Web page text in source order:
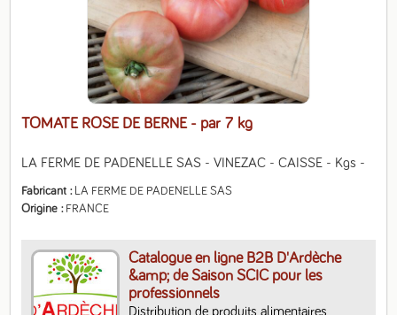
TOMATE ROSE DE BERNE - par 7 kg
LA FERME DE PADENELLE SAS - VINEZAC - CAISSE - Kgs -
Fabricant
LA FERME DE PADENELLE SAS
Origine
FRANCE
Catalogue en ligne B2B D'Ardèche
&amp; de Saison SCIC pour les
professionnels
Distribution de produits alimentaires,